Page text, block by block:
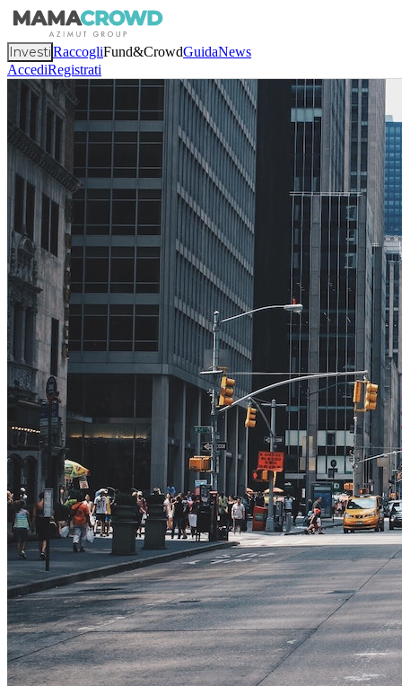
InvestiRaccogliFund&CrowdGuidaNews
AccediRegistrati